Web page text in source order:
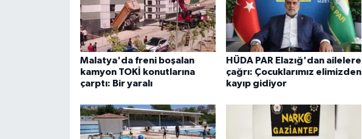
Malatya'da freni boşalan
kamyon TOKİ konutlarına
çarptı: Bir yaralı
HÜDA PAR Elazığ'dan ailelere
çağrı: Çocuklarımız elimizden
kayıp gidiyor